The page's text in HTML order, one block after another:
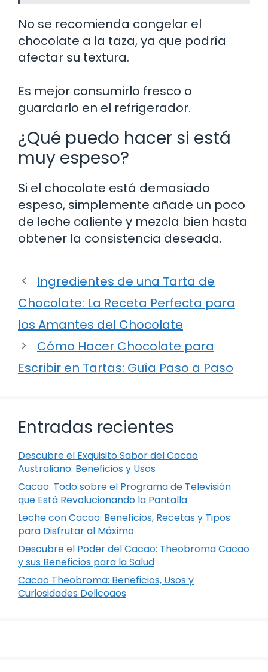
No se recomienda congelar el
chocolate a la taza, ya que podría
afectar su textura.
Es mejor consumirlo fresco o
guardarlo en el refrigerador.
¿Qué puedo hacer si está
muy espeso?
Si el chocolate está demasiado
espeso, simplemente añade un poco
de leche caliente y mezcla bien hasta
obtener la consistencia deseada.
Ingredientes de una Tarta de
Chocolate: La Receta Perfecta para
los Amantes del Chocolate
Cómo Hacer Chocolate para
Escribir en Tartas: Guía Paso a Paso
Entradas recientes
Descubre el Exquisito Sabor del Cacao
Australiano: Beneficios y Usos
Cacao: Todo sobre el Programa de Televisión
que Está Revolucionando la Pantalla
Leche con Cacao: Beneficios, Recetas y Tipos
para Disfrutar al Máximo
Descubre el Poder del Cacao: Theobroma Cacao
y sus Beneficios para la Salud
Cacao Theobroma: Beneficios, Usos y
Curiosidades Delicoaos